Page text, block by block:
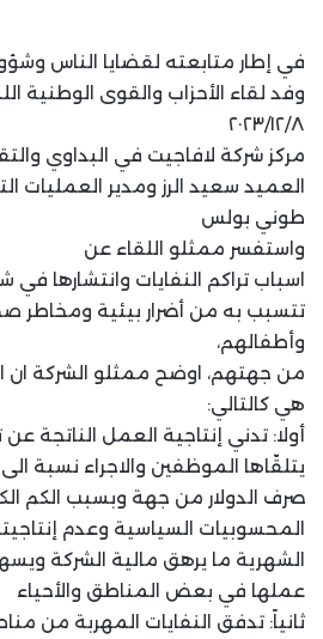
في إطار متابعته لقضايا الناس
وفد لقاء الأحزاب والقوى الوطنية
٢٠٢٣/١٢/٨
مركز شركة لافاجيت في البداوي
العميد سعيد الرز ومدير العمليات
طوني بولس
واستفسر ممثلو اللقاء عن
اسباب تراكم النفايات وانتشارها في
تتسبب به من أضرار بيئية ومخاطر
وأطفالهم،
من جهتهم، اوضح ممثلو الشركة ان
هي كالتالي:
أولا: تدني إنتاجية العمل الناتجة
يتلقّاها الموظفين والاجراء نسبة
صرف الدولار من جهة وبسبب الكم
المحسوبيات السياسية وعدم
الشهرية ما يرهق مالية الشركة
عملها في بعض المناطق والأحياء
ثانياً: تدفق النفايات المهربة من